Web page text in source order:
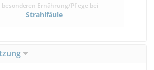
besonderen Ernährung/Pflege bei
Strahlfäule